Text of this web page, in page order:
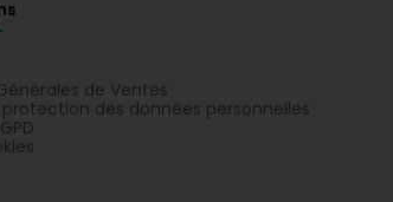
de Ventes
des données personnelles